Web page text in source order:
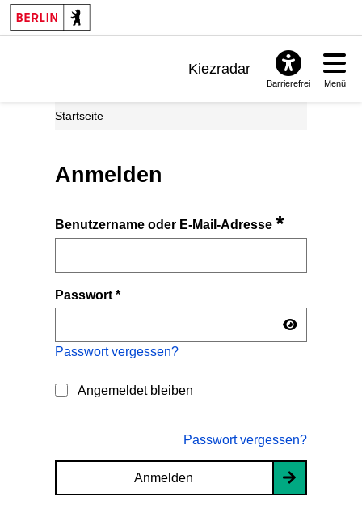
Kiezradar
Barrierefrei Menü
Startseite
Anmelden
Benutzername oder E-Mail-Adresse*
Passwort*
Passwort vergessen?
Angemeldet bleiben
Passwort vergessen?
Anmelden